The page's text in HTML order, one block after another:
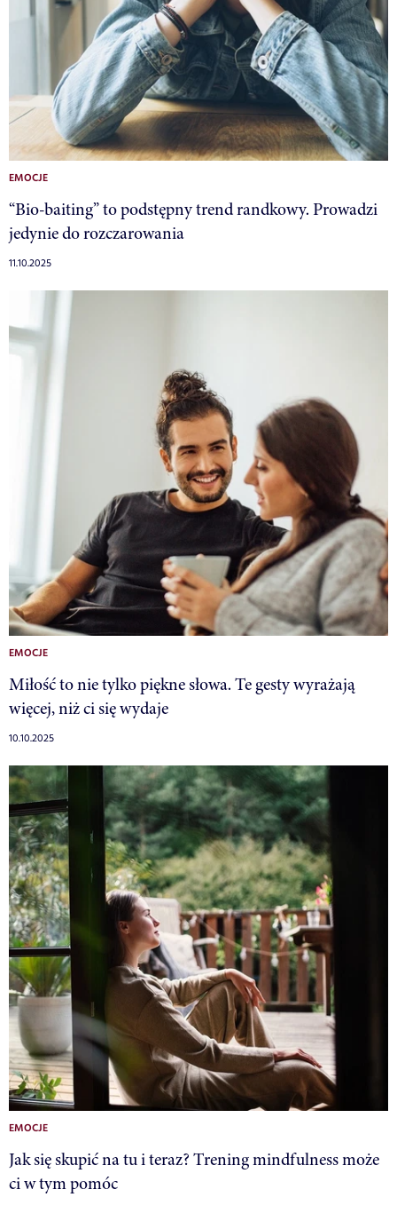
EMOCJE
“Bio-baiting” to podstępny trend randkowy. Prowadzi
jedynie do rozczarowania
11.10.2025
EMOCJE
Miłość to nie tylko piękne słowa. Te gesty wyrażają
więcej, niż ci się wydaje
10.10.2025
EMOCJE
Jak się skupić na tu i teraz? Trening mindfulness może
ci w tym pomóc